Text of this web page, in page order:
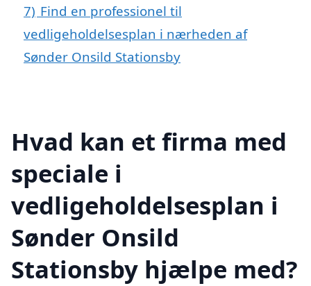
7) Find en professionel til
vedligeholdelsesplan i nærheden af
Sønder Onsild Stationsby
Hvad kan et firma med
speciale i
vedligeholdelsesplan i
Sønder Onsild
Stationsby hjælpe med?